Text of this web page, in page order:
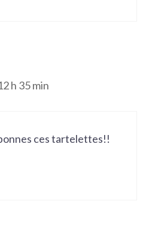
h 35 min
ces tartelettes!!